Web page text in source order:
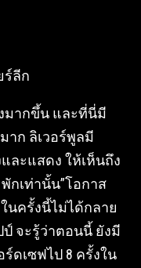
มากขึ้น และที่นี่มี
ก ลิเวอร์พูลมี
ละแสดง ให้เห็นถึง
กเท่านั้น”โอกาส
นครั้งนี้ไม่ได้กลาย
จะรู้ว่าตอนนี้ ยังมี
ดเซฟไป 8 ครั้งใน